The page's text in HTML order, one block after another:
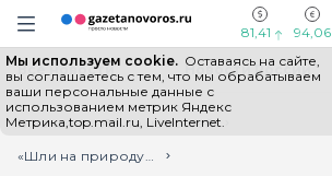
Информационный портал "ГазетаНоворос.ру"
Навигация сайта
81,41 94,06
Мы используем cookie. Оставаясь на сайте,
вы соглашаетесь с тем, что мы обрабатываем
ваши персональные данные с
использованием метрик Яндекс
Метрика,top.mail.ru, LiveInternet.
Все новости Новости России
Главная
Лента новостей
«Шли на природу, а попали в ловушку»: в Геленджике пятерых туристов спасали из-за разлива реки Тхаб